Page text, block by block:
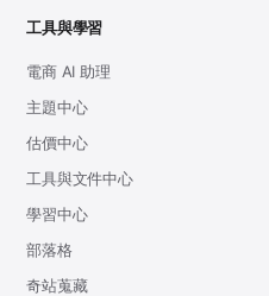
工具與學習
電商 AI 助理
主題中心
估價中心
工具與文件中心
學習中心
部落格
奇站蒐藏